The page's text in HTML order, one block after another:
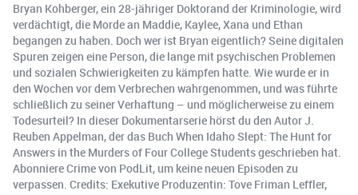
Bryan Kohberger, ein 28-jähriger Doktorand der Kriminologie, wird
verdächtigt, die Morde an Maddie, Kaylee, Xana und Ethan
begangen zu haben. Doch wer ist Bryan eigentlich? Seine digitalen
Spuren zeigen eine Person, die lange mit psychischen Problemen
und sozialen Schwierigkeiten zu kämpfen hatte. Wie wurde er in
den Wochen vor dem Verbrechen wahrgenommen, und was führte
schließlich zu seiner Verhaftung – und möglicherweise zu einem
Todesurteil? In dieser Dokumentarserie hörst du den Autor J.
Reuben Appelman, der das Buch When Idaho Slept: The Hunt for
Answers in the Murders of Four College Students geschrieben hat.
Abonniere Crime von PodLit, um keine neuen Episoden zu
verpassen. Credits: Exekutive Produzentin: Tove Friman Leffler,